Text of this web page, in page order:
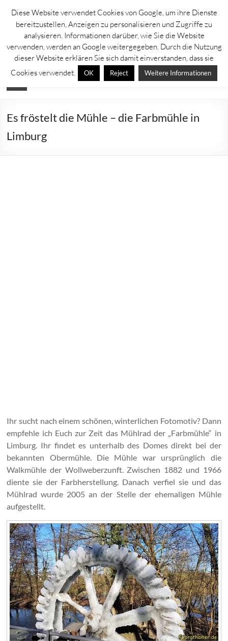
Zum
Inhalt
springen
Lahntastisch
Sehenswürdigkeiten, Ausflugsziele und Aktuelles rechts und links der
Lahn
Menü
Es fröstelt die Mühle – die Farbmühle in
Limburg
Ihr sucht nach einem schönen, winterlichen Fotomotiv? Dann
empfehle ich Euch zur Zeit das Mühlrad der „Farbmühle“ in
Limburg. Ihr findet es unterhalb des Domes direkt bei der
bekannten Obermühle. Die Mühle war ursprünglich die
Walkmühle der Wollweberzunft. Zwischen 1882 und 1966
diente sie der Farbherstellung. Danach verfiel sie und das
Mühlrad wurde 2005 an der Stelle der ehemaligen Mühle
aufgestellt.
Diese Website verwendet Cookies von Google, um ihre Dienste
bereitzustellen, Anzeigen zu personalisieren und Zugriffe zu
analysieren. Informationen darüber, wie Sie die Website
verwenden, werden an Google weitergegeben. Durch die Nutzung
dieser Website erklären Sie sich damit einverstanden, dass sie
Cookies verwendet.
OK Reject Weitere Informationen